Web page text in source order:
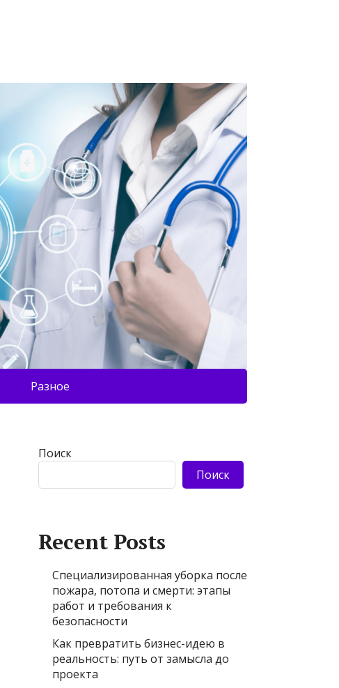
Разное
Поиск
Поиск
Recent Posts
Специализированная уборка после
пожара, потопа и смерти: этапы
работ и требования к
безопасности
Как превратить бизнес-идею в
реальность: путь от замысла до
проекта